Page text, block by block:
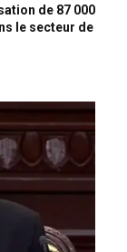
de 87 000
le secteur de